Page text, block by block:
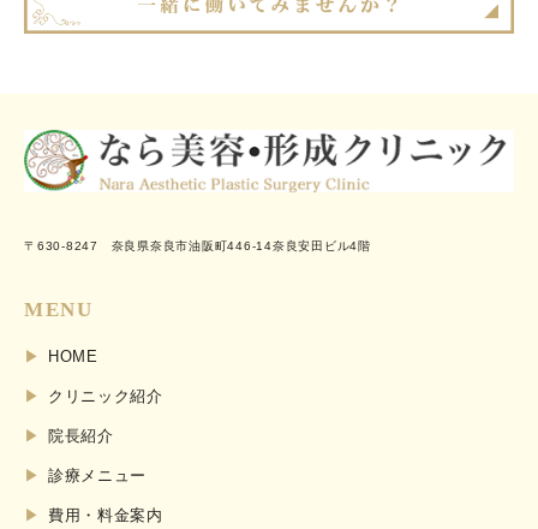
〒630-8247 奈良県奈良市油阪町446-14奈良安田ビル4階
MENU
HOME
クリニック紹介
院長紹介
診療メニュー
費用・料金案内